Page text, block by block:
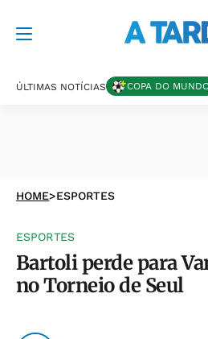
ÚLTIMAS NOTÍCIAS COPA DO
HOME>ESPORTES
ESPORTES
Bartoli perde para
no Torneio de Seul